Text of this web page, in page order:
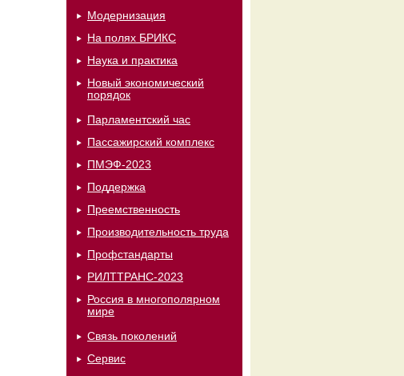
Модернизация
На полях БРИКС
Наука и практика
Новый экономический
порядок
Парламентский час
Пассажирский комплекс
ПМЭФ-2023
Поддержка
Преемственность
Производительность труда
Профстандарты
РИЛТТРАНС-2023
Россия в многополярном
мире
Связь поколений
Сервис